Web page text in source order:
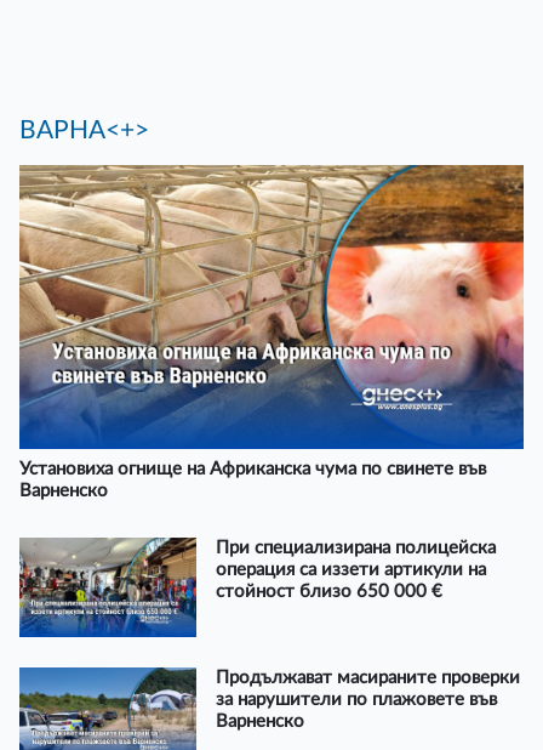
ВАРНА<+>
Установиха огнище на Африканска чума по свинете във
Варненско
При специализирана полицейска
операция са иззети артикули на
стойност близо 650 000 €
Продължават масираните проверки
за нарушители по плажовете във
Варненско